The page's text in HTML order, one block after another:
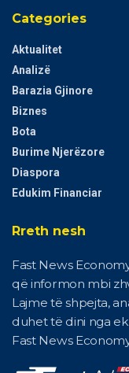
Categories
Aktualitet
Analizë
Barazia Gjinore
Biznes
Bota
Burime Njerëzore
Diaspora
Edukim Financiar
Rreth nesh
Fast News
që informon mbi
Lajme të shpejta,
duhet të dini nga
Fast News